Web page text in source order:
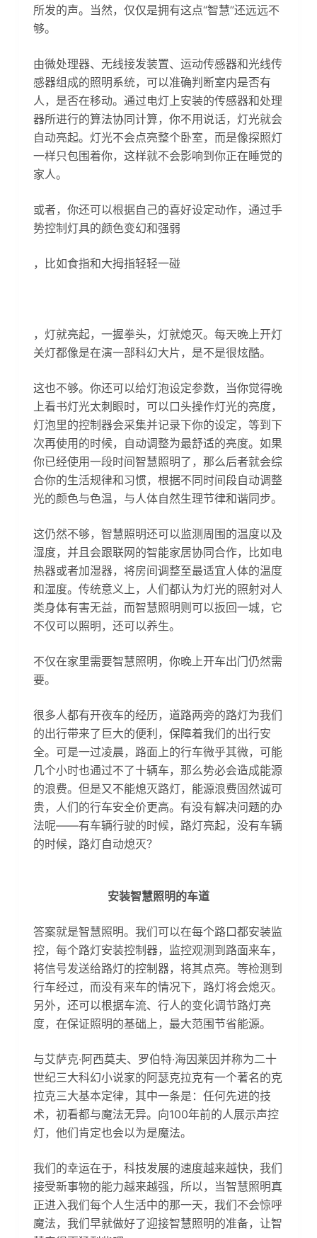
所发的声。当然，仅仅是拥有这点“智慧”还远远不
够。
由微处理器、无线接发装置、运动传感器和光线传
感器组成的照明系统，可以准确判断室内是否有
人，是否在移动。通过电灯上安装的传感器和处理
器所进行的算法协同计算，你不用说话，灯光就会
自动亮起。灯光不会点亮整个卧室，而是像探照灯
一样只包围着你，这样就不会影响到你正在睡觉的
家人。
或者，你还可以根据自己的喜好设定动作，通过手
势控制灯具的颜色变幻和强弱
，比如食指和大拇指轻轻一碰
，灯就亮起，一握拳头，灯就熄灭。每天晚上开灯
关灯都像是在演一部科幻大片，是不是很炫酷。
这也不够。你还可以给灯泡设定参数，当你觉得晚
上看书灯光太刺眼时，可以口头操作灯光的亮度，
灯泡里的控制器会采集并记录下你的设定，等到下
次再使用的时候，自动调整为最舒适的亮度。如果
你已经使用一段时间智慧照明了，那么后者就会综
合你的生活规律和习惯，根据不同时间段自动调整
光的颜色与色温，与人体自然生理节律和谐同步。
这仍然不够，智慧照明还可以监测周围的温度以及
湿度，并且会跟联网的智能家居协同合作，比如电
热器或者加湿器，将房间调整至最适宜人体的温度
和湿度。传统意义上，人们都认为灯光的照射对人
类身体有害无益，而智慧照明则可以扳回一城，它
不仅可以照明，还可以养生。
不仅在家里需要智慧照明，你晚上开车出门仍然需
要。
很多人都有开夜车的经历，道路两旁的路灯为我们
的出行带来了巨大的便利，保障着我们的出行安
全。可是一过凌晨，路面上的行车微乎其微，可能
几个小时也通过不了十辆车，那么势必会造成能源
的浪费。但是又不能熄灭路灯，能源浪费固然诚可
贵，人们的行车安全价更高。有没有解决问题的办
法呢——有车辆行驶的时候，路灯亮起，没有车辆
的时候，路灯自动熄灭？
安装智慧照明的车道
答案就是智慧照明。我们可以在每个路口都安装监
控，每个路灯安装控制器，监控观测到路面来车，
将信号发送给路灯的控制器，将其点亮。等检测到
行车经过，而没有来车的情况下，路灯将会熄灭。
另外，还可以根据车流、行人的变化调节路灯亮
度，在保证照明的基础上，最大范围节省能源。
与艾萨克·阿西莫夫、罗伯特·海因莱因并称为二十
世纪三大科幻小说家的阿瑟克拉克有一个著名的克
拉克三大基本定律，其中一条是：任何先进的技
术，初看都与魔法无异。向100年前的人展示声控
灯，他们肯定也会以为是魔法。
我们的幸运在于，科技发展的速度越来越快，我们
接受新事物的能力越来越强，所以，当智慧照明真
正进入我们每个人生活中的那一天，我们不会惊呼
魔法，我们早就做好了迎接智慧照明的准备，让智